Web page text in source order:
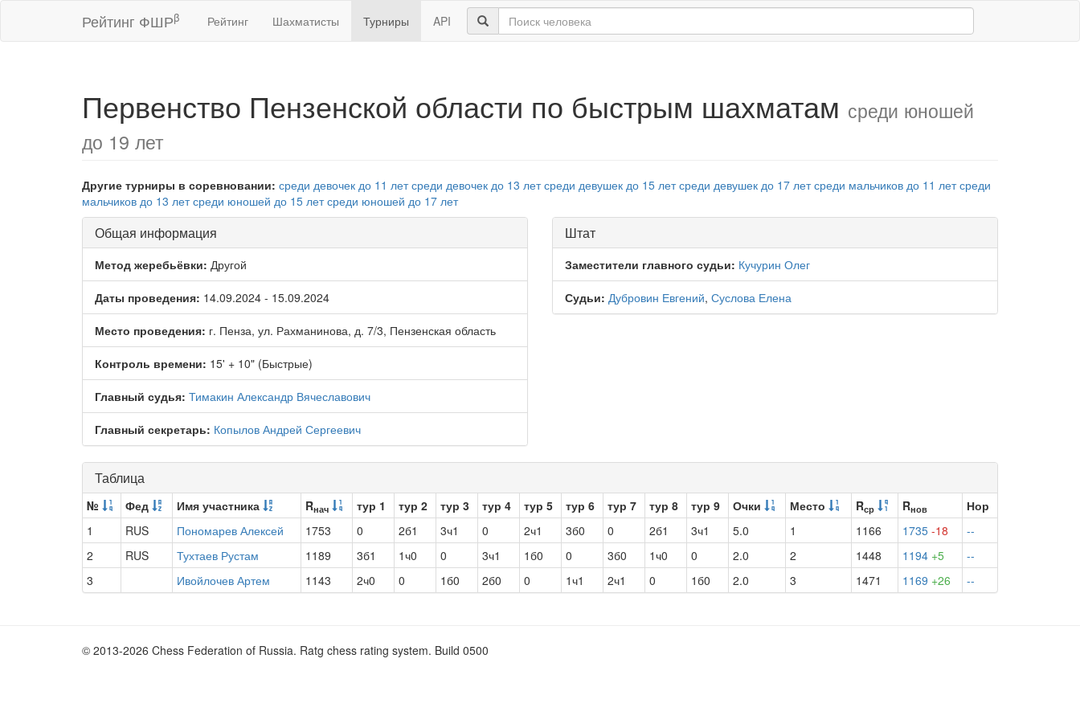
Рейтинг ФШРβ Рейтинг Шахматисты Турниры API
Первенство Пензенской области по быстрым шахматам среди юношей
до 19 лет
Другие турниры в соревновании: среди девочек до 11 лет среди девочек до 13 лет среди девушек до 15 лет среди девушек до 17 лет среди мальчиков до 11 лет среди
мальчиков до 13 лет среди юношей до 15 лет среди юношей до 17 лет
Общая информация
Метод жеребьёвки: Другой
Даты проведения: 14.09.2024 - 15.09.2024
Место проведения: г. Пенза, ул. Рахманинова, д. 7/3, Пензенская область
Контроль времени: 15' + 10" (Быстрые)
Главный судья: Тимакин Александр Вячеславович
Главный секретарь: Копылов Андрей Сергеевич
Штат
Заместители главного судьи: Кучурин Олег
Судьи: Дубровин Евгений, Суслова Елена
Таблица
№ Фед Имя участника Rнач тур 1 тур 2 тур 3 тур 4 тур 5 тур 6 тур 7 тур 8 тур 9 Очки Место Rср Rнов
Нор
1
RUS Пономарев Алексей 1753 0 2б1 3ч1 0 2ч1 3б0 0 2б1 3ч1 5.0 1 1166 1735 -18
--
2
RUS Тухтаев Рустам 1189 3б1 1ч0 0 3ч1 1б0 0 3б0 1ч0 0 2.0 2 1448 1194 +5
--
3
Ивойлочев Артем 1143 2ч0 0 1б0 2б0 0 1ч1 2ч1 0 1б0 2.0 3 1471 1169 +26 --
© 2013-2026 Chess Federation of Russia. Ratg chess rating system. Build 0500